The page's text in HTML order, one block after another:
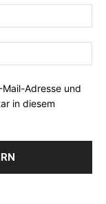
Adresse und
in diesem